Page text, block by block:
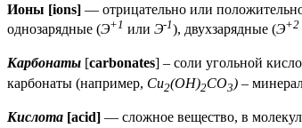
Ионы [ions] — отрицательно или
однозарядные (Э+1 или Э-1), двухзарядные (Э+2
Карбонаты [carbonates] – соли угольной
карбонаты (например, Cu2(OH)2CO3) –
Кислота [acid] — сложное вещество, в